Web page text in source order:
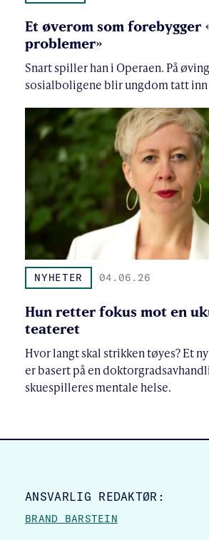
Et øverom som forebygger
problemer»
Snart spiller han i Operaen. På
sosialboligene blir ungdom tatt inn
NYHETER 04.06.26
Hun retter fokus mot en
teateret
Hvor langt skal strikken tøyes? Et
er basert på en
skuespilleres mentale helse.
SITE FOOTER
ANSVARLIG REDAKTØR:
BRAND BARSTEIN